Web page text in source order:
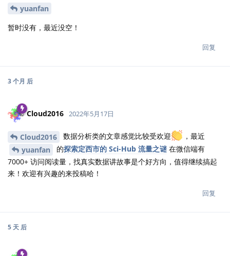
yuanfan
暂时没有，最近没空！
回复
3 个月 后
Cloud2016 2022年5月17日
Cloud2016 数据分析类的文章感觉比较受欢迎
，最近
yuanfan
的探索定西市的 Sci-Hub 流量之谜 在微信端有
7000+ 访问阅读量，找真实数据讲故事是个好方向，值得继续搞起
来！欢迎有兴趣的来投稿哈！
回复
5 天 后